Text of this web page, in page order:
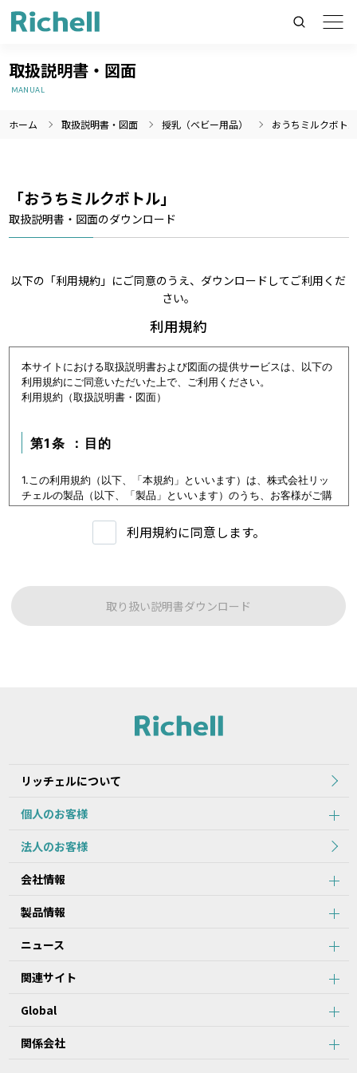
製品情報のみを検索
取扱説明書・図面
MANUAL
ホーム 取扱説明書・図面 授乳（ベビー用品） おうちミルクボトル
「おうちミルクボトル」
取扱説明書・図面のダウンロード
以下の「利用規約」にご同意のうえ、ダウンロードしてご利用くだ
さい。
利用規約
本サイトにおける取扱説明書および図面の提供サービスは、以下の
利用規約にご同意いただいた上で、ご利用ください。
利用規約（取扱説明書・図面）
第1条 ：目的
1.この利用規約（以下、「本規約」といいます）は、株式会社リッ
チェルの製品（以下、「製品」といいます）のうち、お客様がご購
入いただいた製品または購入を検討中の製品（以下、「当該製品」
といいます。）に関するデータ（以下、「本データ等」といいま
す）の提供サービス（以下「本サービス」といいます）における利
に従い本サービスを利用いただくものとし、本規約に同意いただけ
ない場合には本サービスをご利用いただけないものとします。
本サイトに公開されている本データ等は、原則として製品が発売さ
れた当初のものを掲載しています。
製品本体に同梱されている本データ等の内容と異なる場合がありま
す。
1.本データ等について、当該製品を購入されたお客様以外からのお
問い合わせにはお応えできない場合がありますことをご了承くださ
2.本サービスでは、すべての製品の本データ等を提供しているわけ
当該製品につき本データ等をご提供できない場合がありますので、
3.取扱説明書に記載の安全上のご注意は、本データ等が制作された
4.製品には、取扱説明書を補足するために、取扱説明書以外の印刷
を提供していません。
利用規約に同意します。
取り扱い説明書ダウンロード
リッチェルについて
個人のお客様
法人のお客様
会社情報
製品情報
ニュース
関連サイト
Global
関係会社